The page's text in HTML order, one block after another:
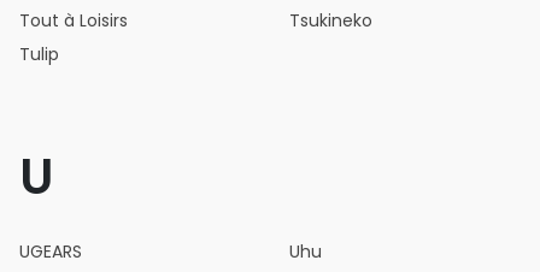
Tout à Loisirs
Tsukineko
Tulip
U
UGEARS
Uhu